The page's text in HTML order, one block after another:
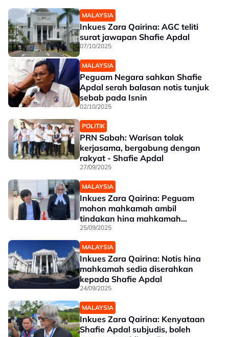
MALAYSIA
Inkues Zara Qairina: AGC teliti
surat jawapan Shafie Apdal
07/10/2025
MALAYSIA
Peguam Negara sahkan Shafie
Apdal serah balasan notis tunjuk
sebab pada Isnin
02/10/2025
POLITIK
PRN Sabah: Warisan tolak
kerjasama, bergabung dengan
rakyat - Shafie Apdal
27/09/2025
MALAYSIA
Inkues Zara Qairina: Peguam
mohon mahkamah ambil
tindakan hina mahkamah
terhadap Shafie
25/09/2025
MALAYSIA
Inkues Zara Qairina: Notis hina
mahkamah sedia diserahkan
kepada Shafie Apdal
24/09/2025
MALAYSIA
Inkues Zara Qairina: Kenyataan
Shafie Apdal subjudis, boleh